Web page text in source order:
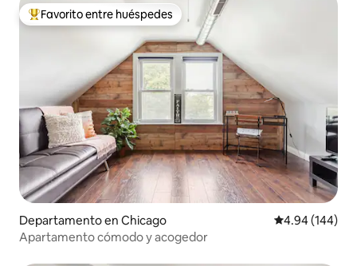
De los mejores en Favorito entre huéspedes
Favorito entre huéspedes
Departamento en Chicago Calificación
4.94 (144)
Apartamento cómodo y acogedor